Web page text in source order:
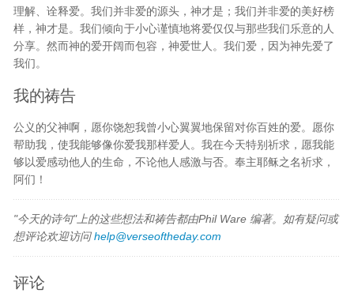
理解、诠释爱。我们并非爱的源头，神才是；我们并非爱的美好榜
样，神才是。我们倾向于小心谨慎地将爱仅仅与那些我们乐意的人
分享。然而神的爱开阔而包容，神爱世人。我们爱，因为神先爱了
我们。
我的祷告
公义的父神啊，愿你饶恕我曾小心翼翼地保留对你百姓的爱。愿你
帮助我，使我能够像你爱我那样爱人。我在今天特别祈求，愿我能
够以爱感动他人的生命，不论他人感激与否。奉主耶稣之名祈求，
阿们！
"今天的诗句"上的这些想法和祷告都由Phil Ware 编著。如有疑问或
想评论欢迎访问help@verseoftheday.com
评论